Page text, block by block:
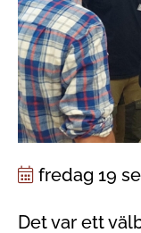
fredag 19
Det var ett